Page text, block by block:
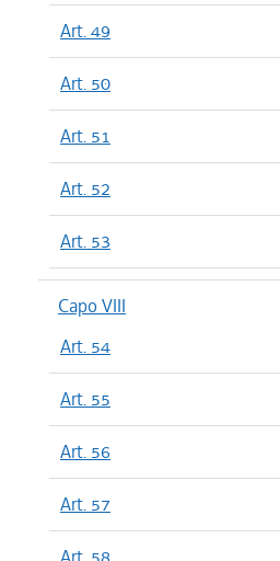
Art. 49
Art. 50
Art. 51
Art. 52
Art. 53
Capo VIII
Art. 54
Art. 55
Art. 56
Art. 57